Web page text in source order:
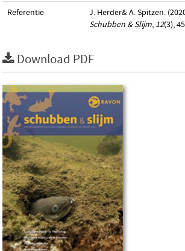
Referentie
J. Herder& A. Spitzen.
Schubben & Slijm, 12(3),
Download PDF